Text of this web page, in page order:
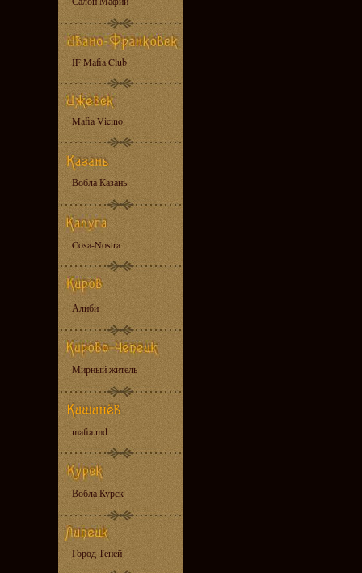
IF Mafia Club
Mafia Vicino
Вобла Казань
Cosa-Nostra
Алиби
Мирный житель
mafia.md
Вобла Курск
Город Теней